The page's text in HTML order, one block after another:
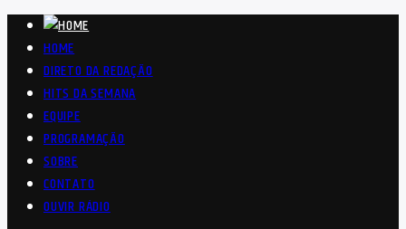
HOME
DIRETO DA REDAÇÃO
HITS DA SEMANA
EQUIPE
PROGRAMAÇÃO
SOBRE
CONTATO
OUVIR RÁDIO